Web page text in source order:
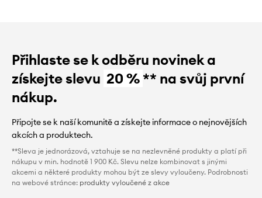
Přihlaste se k odběru novinek a
získejte slevu 20 %** na svůj první
nákup.
Připojte se k naší komunitě a získejte informace o nejnovějších
akcích a produktech.
**Sleva je jednorázová, vztahuje se na nezlevněné produkty a platí při
nákupu v min. hodnotě 1 900 Kč. Slevu nelze kombinovat s jinými
akcemi a některé produkty mohou být ze slevy vyloučeny. Podrobnosti
na webové stránce: produkty vyloučené z akce